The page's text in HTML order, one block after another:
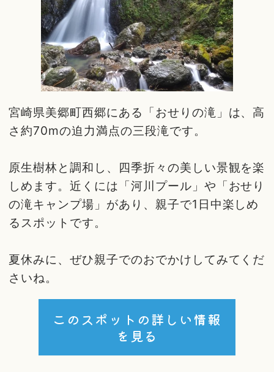
宮崎県美郷町西郷にある「おせりの滝」は、高
さ約70mの迫力満点の三段滝です。
原生樹林と調和し、四季折々の美しい景観を楽
しめます。近くには「河川プール」や「おせり
の滝キャンプ場」があり、親子で1日中楽しめ
るスポットです。
夏休みに、ぜひ親子でのおでかけしてみてくだ
さいね。
このスポットの詳しい情報
を見る